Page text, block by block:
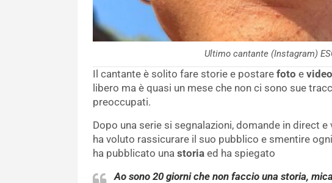
Ultimo cantante (Instagram)
Il cantante è solito fare storie e postare foto e video
libero ma è quasi un mese che non ci sono sue
preoccupati.
Dopo una serie si segnalazioni, domande in direct
ha voluto rassicurare il suo pubblico e smentire
ha pubblicato una storia ed ha spiegato
Ao sono 20 giorni che non faccio una storia,